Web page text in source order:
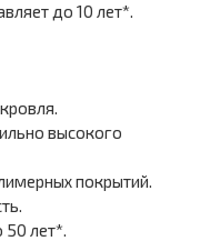
до 10 лет*.
высокого
покрытий.
лет*.